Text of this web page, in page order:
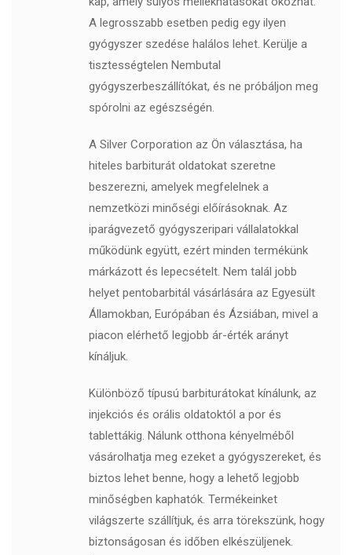
A legrosszabb esetben pedig egy ilyen
gyógyszer szedése halálos lehet. Kerülje a
tisztességtelen Nembutal
gyógyszerbeszállítókat, és ne próbáljon meg
spórolni az egészségén.
A Silver Corporation az Ön választása, ha
hiteles barbiturát oldatokat szeretne
beszerezni, amelyek megfelelnek a
nemzetközi minőségi előírásoknak. Az
iparágvezető gyógyszeripari vállalatokkal
működünk együtt, ezért minden termékünk
márkázott és lepecsételt. Nem talál jobb
helyet pentobarbitál vásárlására az Egyesült
Államokban, Európában és Ázsiában, mivel a
piacon elérhető legjobb ár-érték arányt
kínáljuk.
Különböző típusú barbiturátokat kínálunk, az
injekciós és orális oldatoktól a por és
tablettákig. Nálunk otthona kényelméből
vásárolhatja meg ezeket a gyógyszereket, és
biztos lehet benne, hogy a lehető legjobb
minőségben kaphatók. Termékeinket
világszerte szállítjuk, és arra törekszünk, hogy
biztonságosan és időben elkészüljenek.